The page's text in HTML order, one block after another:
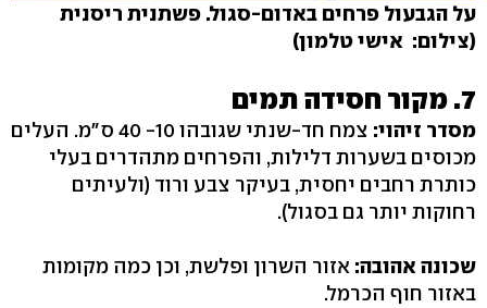
על הגבעול פרחים באדום-סגול. פשתנית ריסנית
(צילום: אישי טלמון)
7. מקור חסידה תמים
מסדר זיהוי:
צמח חד-שנתי שגובהו ‭40 -10‬ ס"מ. העלים
מכוסים בשערות דלילות, והפרחים מתהדרים בעלי
כותרת רחבים יחסית, בעיקר צבע ורוד (ולעיתים
רחוקות יותר גם בסגול‭.(‬
שכונה אהובה: אזור השרון ופלשת, וכן כמה מקומות
באזור חוף הכרמל.